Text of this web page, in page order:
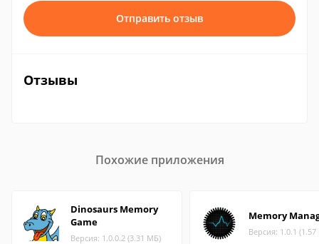
Отправить отзыв
Отзывы
Похожие приложения
Dinosaurs Memory
Game
Версия: 1.0.0.2 (3.31 МБ)
Memory
Версия: 1.0.1